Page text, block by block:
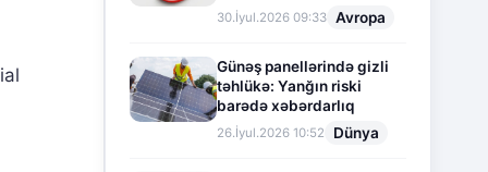
30.İyul.2026 09:33 Avropa
Günəş panellərində gizli
təhlükə: Yanğın riski
barədə xəbərdarlıq
26.İyul.2026 10:52 Dünya